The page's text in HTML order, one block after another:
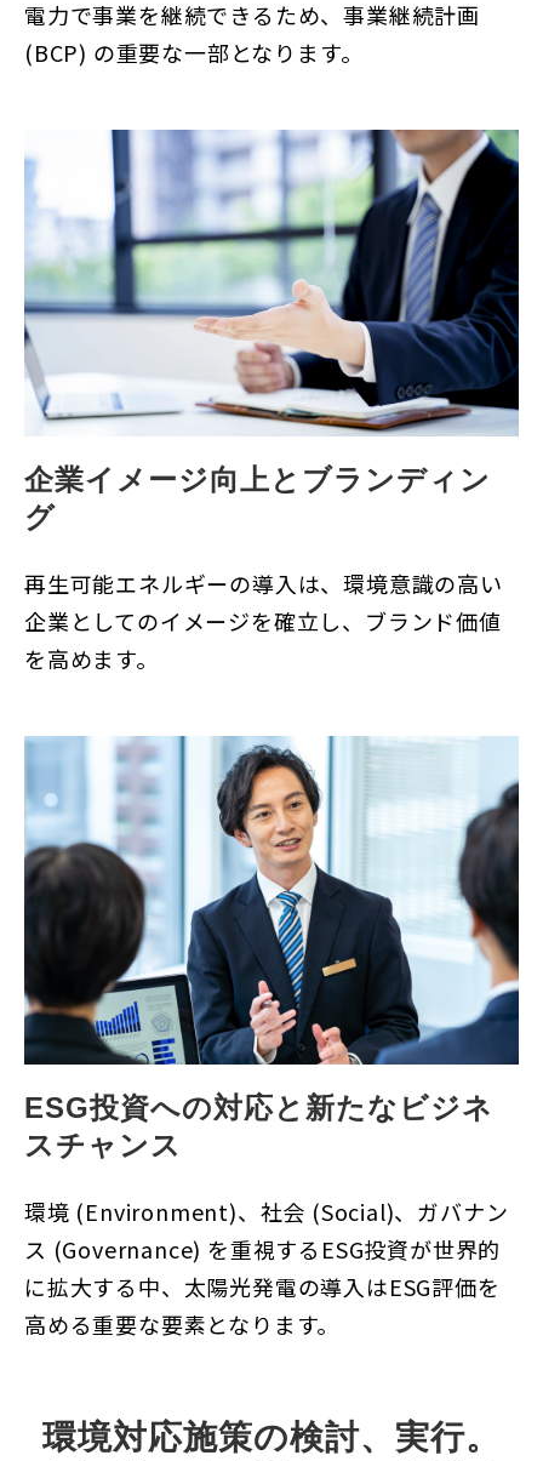
電力で事業を継続できるため、事業継続計画
(BCP) の重要な一部となります。
企業イメージ向上とブランディン
グ
再生可能エネルギーの導入は、環境意識の高い
企業としてのイメージを確立し、ブランド価値
を高めます。
ESG投資への対応と新たなビジネ
スチャンス
環境 (Environment)、社会 (Social)、ガバナン
ス (Governance) を重視するESG投資が世界的
に拡大する中、太陽光発電の導入はESG評価を
高める重要な要素となります。
環境対応施策の検討、実行。